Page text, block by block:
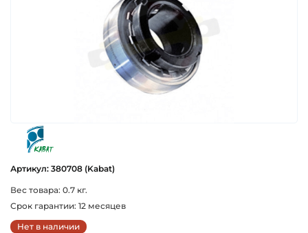
Артикул: 380708 (Kabat)
Вес товара: 0.7 кг.
Срок гарантии: 12 месяцев
Нет в наличии